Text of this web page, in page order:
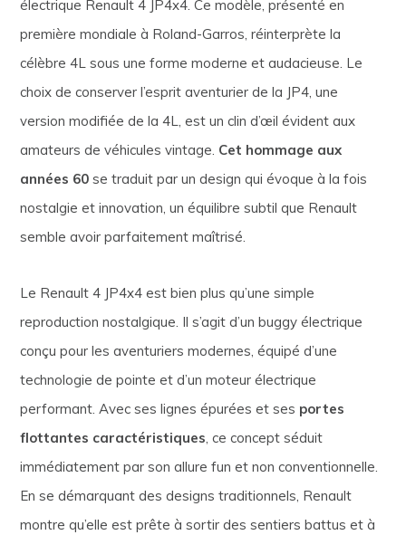
électrique Renault 4 JP4x4. Ce modèle, présenté en
première mondiale à Roland-Garros, réinterprète la
célèbre 4L sous une forme moderne et audacieuse. Le
choix de conserver l’esprit aventurier de la JP4, une
version modifiée de la 4L, est un clin d’œil évident aux
amateurs de véhicules vintage. Cet hommage aux
années 60 se traduit par un design qui évoque à la fois
nostalgie et innovation, un équilibre subtil que Renault
semble avoir parfaitement maîtrisé.
Le Renault 4 JP4x4 est bien plus qu’une simple
reproduction nostalgique. Il s’agit d’un buggy électrique
conçu pour les aventuriers modernes, équipé d’une
technologie de pointe et d’un moteur électrique
performant. Avec ses lignes épurées et ses portes
flottantes caractéristiques, ce concept séduit
immédiatement par son allure fun et non conventionnelle.
En se démarquant des designs traditionnels, Renault
montre qu’elle est prête à sortir des sentiers battus et à